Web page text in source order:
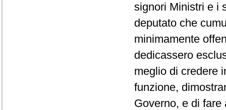
signori Ministri e i
deputato che
minimamente
dedicassero
meglio di credere
funzione,
Governo, e di